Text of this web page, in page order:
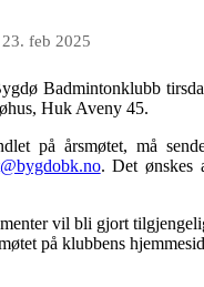
23. feb 2025
Badmintonklubb
Huk Aveny 45.
på årsmøtet, må
. Det ønskes
vil bli gjort
på klubbens